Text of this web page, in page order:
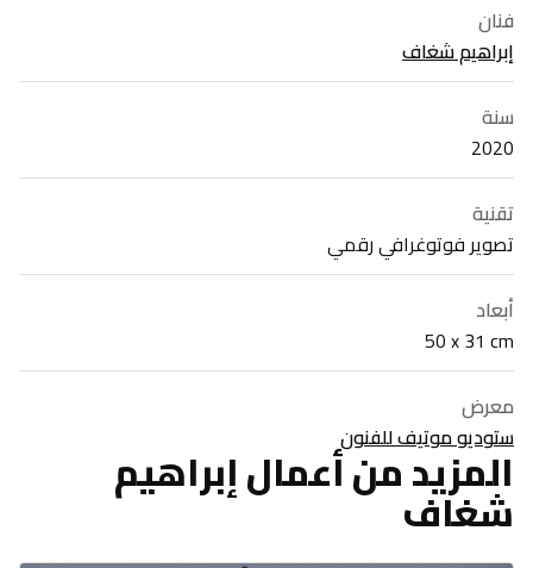
فنان
إبراهيم شغاف
سنة
2020
تقنية
تصوير فوتوغرافي رقمي
أبعاد
50 x 31 cm
معرض
ستوديو موتيف للفنون
المزيد من أعمال إبراهيم
شغاف